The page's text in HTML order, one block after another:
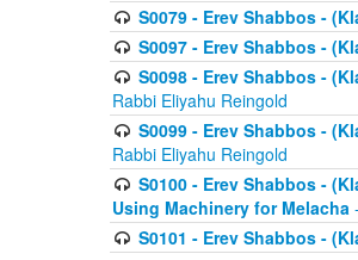
S0079 - Erev Shabbos -
S0097 - Erev Shabbos -
S0098 - Erev Shabbos -
Rabbi Eliyahu Reingold
S0099 - Erev Shabbos -
Rabbi Eliyahu Reingold
S0100 - Erev Shabbos -
Using Machinery for Melacha
S0101 - Erev Shabbos -